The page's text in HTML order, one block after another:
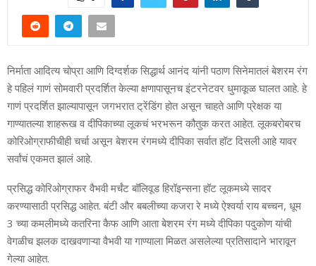
निर्माता आदित्य चोप्रा आणि दिग्दर्शक सिद्धार्थ आनंद यांनी पठाण सिनेमातलं बेशरम रंग
हे पहिलं गाणं सोमवारी प्रदर्शित केल्या क्षणापासूनच इंटरनेटवर धुमाकूळ घालत आहे. हे
गाणं प्रदर्शित झाल्यापासून जगभरात ट्रेंडिंग होत असून चाहते आणि प्रेक्षक या
गाण्यातल्या शाहरूख व दीपिकाच्या लूकचं भरभरून कौतुक करत आहेत. लूकबरोबरच
कोरिओग्राफीचीही चर्चा असून बेशरम रंगमध्ये दीपिका सर्वात हॉट दिसली आहे यावर
सर्वांचं एकमत झालं आहे.
प्रसिद्ध कोरिओग्राफर वैभवी मर्चंट बॉलिवूड हिरॉइन्सना हॉट लूकमध्ये सादर
करण्यासाठी प्रसिद्ध आहेत. बंटी और बबलीच्या कजरा रे मध्ये ऐश्वर्या राय बच्चन, धूम
3 च्या कमलीमध्ये कतरिना कैफ आणि आता बेशरम रंग मध्ये दीपिका पदुकोण यांची
वेगळीच झलक दाखवणाऱ्या वैभवी या गाण्याला मिळत असलेल्या प्रतिसादाने भारावून
गेल्या आहेत.